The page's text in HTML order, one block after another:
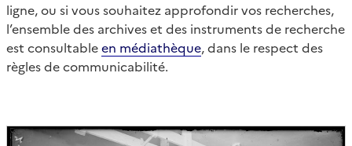
ligne, ou si vous souhaitez approfondir vos recherches,
l’ensemble des archives et des instruments de recherche
est consultableen médiathèque, dans le respect des
règles de communicabilité.